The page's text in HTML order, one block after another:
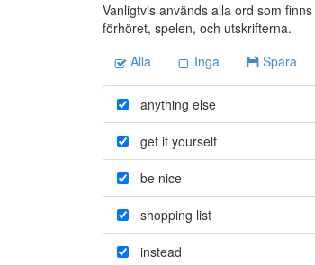
Vanligtvis används alla ord som
förhöret, spelen, och utskrifterna.
Alla
Inga Spara
anything else
get it yourself
be nice
shopping list
instead